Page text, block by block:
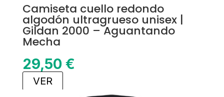
Camiseta cuello redondo
algodón ultragrueso unisex |
Gildan 2000 – Aguantando
Mecha
29,50 €
VER